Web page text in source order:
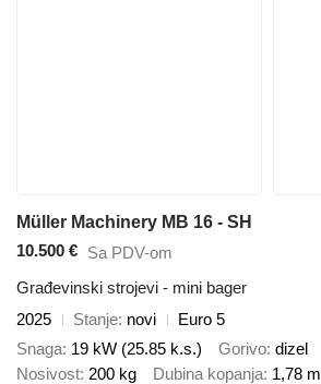
Müller Machinery MB 16 - SH
10.500 € Sa PDV-om
Građevinski strojevi - mini bager
2025
Stanje novi
Euro 5
Snaga 19 kW (25.85 k.s.) Gorivo dizel
Nosivost 200 kg Dubina kopanja 1,78 m